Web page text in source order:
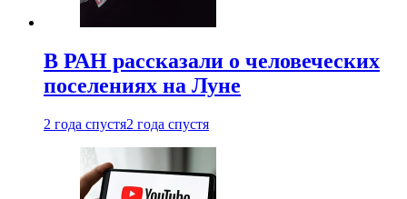
В РАН рассказали о человеческих
поселениях на Луне
2 года спустя2 года спустя